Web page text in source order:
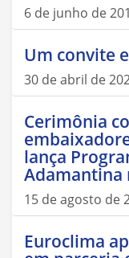
6 de junho de
Um convite
30 de abril de
Cerimônia
lança
Adamantina
15 de agosto de
Euroclima